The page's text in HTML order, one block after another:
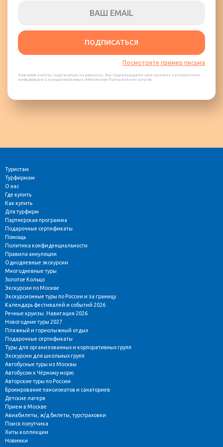
ПОДПИСАТЬСЯ
Посмотрите пример письма
Нажимая кнопку подписаться на рассылку, Вы подтверждаете свое согласие на получение
информации о предоставляемых «Магазином Путешествий» услугах.
Туристам
Турфирмам
О нас
Где купить
Как купить
Для турфирм
Партнерская программа
Подарочные сертификаты
Помощь
Политика конфиденциальности
Правила аннуляции
Однодневные экскурсии
Многодневные туры
Золотое Кольцо
Экскурсии по Москве
Экскурсионные туры по России и за границу
Календарь фестивалей и событий 2026
Речные круизы. Навигация 2026
Новогодние туры 2027
Пляжный и горнолыжный отдых
Подарочные сертификаты
Туры для организованных и корпоративных групп
Экскурсии для школьных групп
Автобусные туры из Москвы
Автобусом к Чёрному морю
Авторские туры по России
Бронирование пансионатов и санаториев
Детские лагеря
Прием в Москве
Авиабилеты, ж/д билеты, турстраховки
Поиск попутчика
Хиты коллекции
Новинки